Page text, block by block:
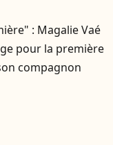
: Magalie Vaé
pour la première
compagnon